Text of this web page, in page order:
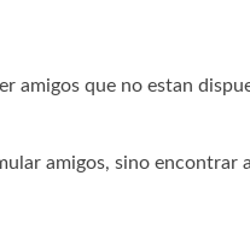
amigos que no estan
amigos, sino encontrar